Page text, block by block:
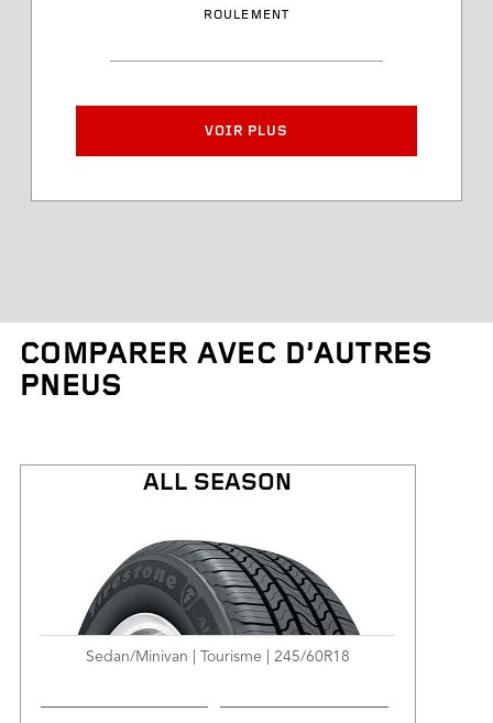
ROULEMENT
Poids des pneus
VOIR PLUS
COMPARER AVEC D’AUTRES
PNEUS
ALL SEASON
Sedan/Minivan | Tourisme | 245/60R18